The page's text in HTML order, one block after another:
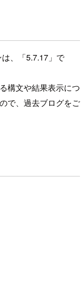
、「5.7.17」で
構文や結果表示につ
で、過去ブログをご